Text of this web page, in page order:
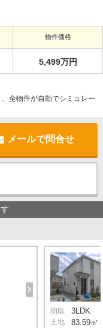
物件価格
5,499万円
全物件が自動でシミュレー
メールで問合せ
間取 3LDK
土地 83.59㎡